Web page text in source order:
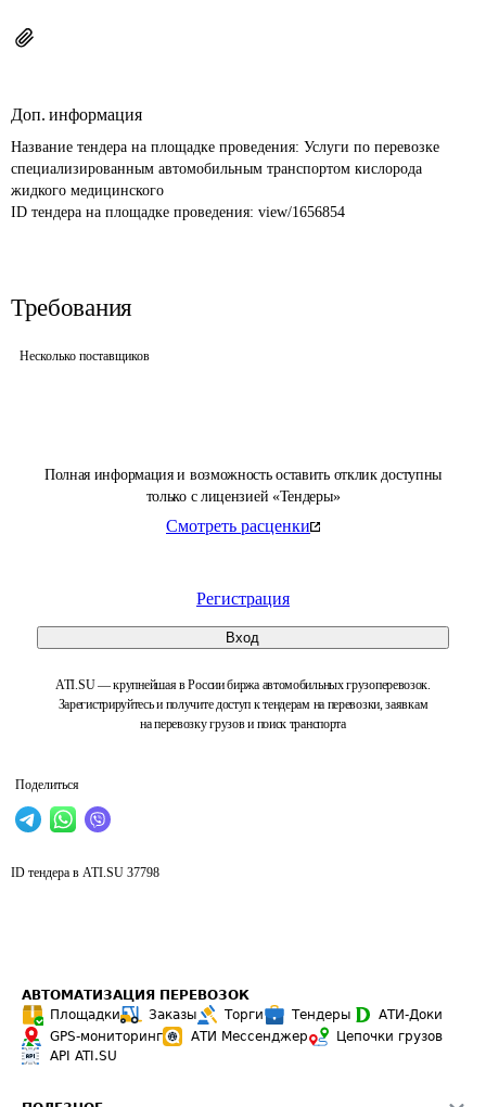
Полная информация и возможность оставить отклик доступны
только с лицензией «Тендеры»
Смотреть расценки
Регистрация
Вход
ATI.SU — крупнейшая в России биржа автомобильных грузоперевозок.
Зарегистрируйтесь и получите доступ к тендерам на перевозки, заявкам
на перевозку грузов и поиск транспорта
Поделиться
Доп. информация
Название тендера на площадке проведения: Услуги по перевозке
специализированным автомобильным транспортом кислорода
жидкого медицинского
ID тендера на площадке проведения: view/1656854
Требования
Несколько поставщиков
ID тендера в ATI.SU 37798
АВТОМАТИЗАЦИЯ ПЕРЕВОЗОК
Площадки
Заказы Торги Тендеры
АТИ-Доки
GPS-мониторинг
АТИ Мессенджер
Цепочки грузов
API ATI.SU